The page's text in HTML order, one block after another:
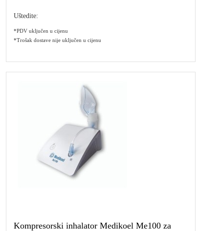
Uštedite:
*PDV uključen u cijenu
*Trošak dostave nije uključen u cijenu
Kompresorski inhalator Medikoel Me100 za